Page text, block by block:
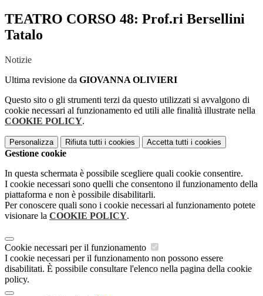
TEATRO CORSO 48: Prof.ri Bersellini
Tatalo
Notizie
Ultima revisione da GIOVANNA OLIVIERI
Questo sito o gli strumenti terzi da questo utilizzati si avvalgono di
cookie necessari al funzionamento ed utili alle finalità illustrate nella
COOKIE POLICY.
Personalizza Rifiuta tutti i cookies Accetta tutti i cookies
Gestione cookie
In questa schermata è possibile scegliere quali cookie consentire.
I cookie necessari sono quelli che consentono il funzionamento della
piattaforma e non è possibile disabilitarli.
Per conoscere quali sono i cookie necessari al funzionamento potete
visionare la COOKIE POLICY.
Cookie necessari per il funzionamento
I cookie necessari per il funzionamento non possono essere
disabilitati. È possibile consultare l'elenco nella pagina della cookie
policy.